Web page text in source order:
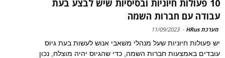
10 פעולות חיוניות ובסיסיות שיש לבצע בעת
עבודה עם חברות השמה
מערכת HRus -
11/09/2023
יש פעולות חיוניות שעל מנהלי משאבי אנוש לעשות בעת גיוס
עובדים באמצעות חברות השמה, כדי שהגיוס יהיה מוצלח, נכון